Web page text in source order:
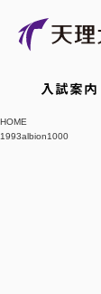
入試案内
HOME
1993albion1000